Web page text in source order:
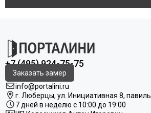
+7 (495) 924-75-75
Заказать замер
info@portalini.ru
г. Люберцы, ул. Инициативная 8,
7 дней в неделю с 10:00 до 19:00